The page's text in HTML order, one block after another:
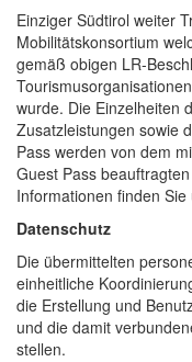
Einziger Südtirol weiter
Mobilitätskonsortium
gemäß obigen LR-
wurde. Die Einzelheiten
Zusatzleistungen sowie
Pass werden von dem
Guest Pass
Informationen finden
Datenschutz
Die übermittelten
einheitliche
die Erstellung und
und die damit
stellen.